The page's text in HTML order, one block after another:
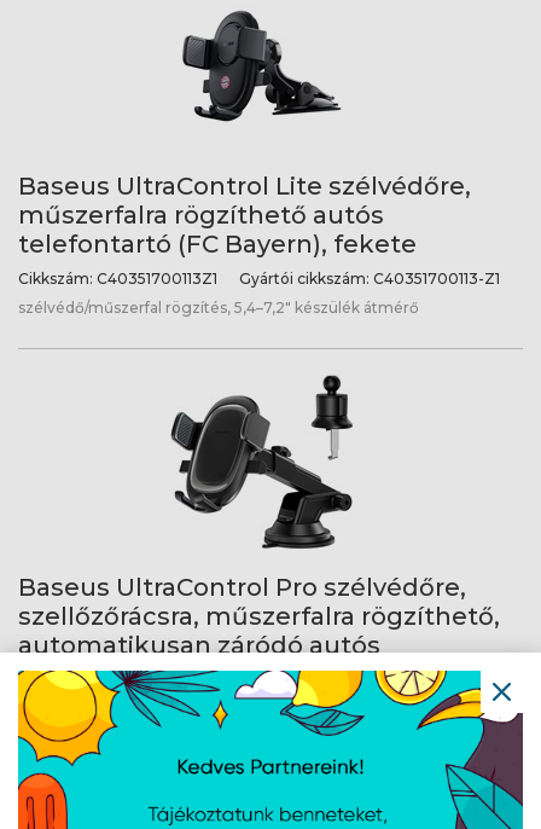
Baseus UltraControl Lite szélvédőre,
műszerfalra rögzíthető autós
telefontartó (FC Bayern), fekete
Cikkszám: C40351700113Z1 Gyártói cikkszám: C40351700113-Z1
szélvédő/műszerfal rögzítés, 5,4–7,2" készülék átmérő
Baseus UltraControl Pro szélvédőre,
szellőzőrácsra, műszerfalra rögzíthető,
automatikusan záródó autós
telefontartó
Cikkszám: C4035160011300
Gyártói cikkszám: C40351600113-00
szélvédő/szellőzőrács/műszerfal rögzítés, 5,4–7,2" készülék átmérő